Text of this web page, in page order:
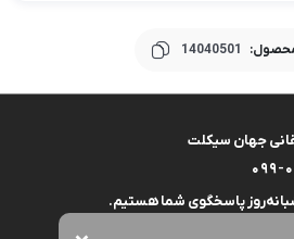
14040501
جهان سیکلت
099-